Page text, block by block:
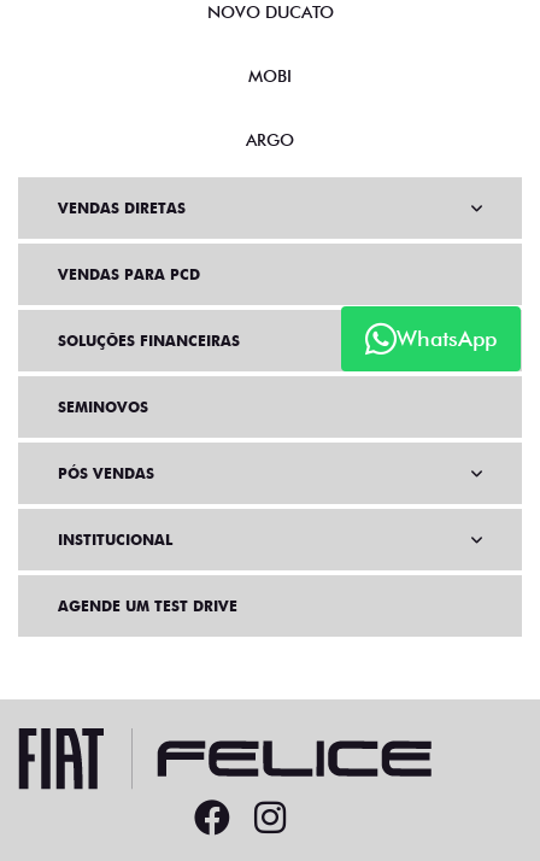
WhatsApp
NOVO DUCATO
MOBI
ARGO
VENDAS DIRETAS
VENDAS PARA PCD
SOLUÇÕES FINANCEIRAS
SEMINOVOS
PÓS VENDAS
INSTITUCIONAL
AGENDE UM TEST DRIVE